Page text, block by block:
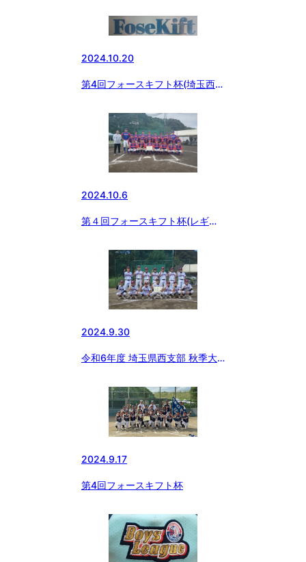
2024.10.20
第4回フォースキフト杯(埼玉西支
2024.10.6
第４回フォースキフト杯(レギュ
2024.9.30
令和6年度 埼玉県西支部 秋季大
2024.9.17
第4回フォースキフト杯